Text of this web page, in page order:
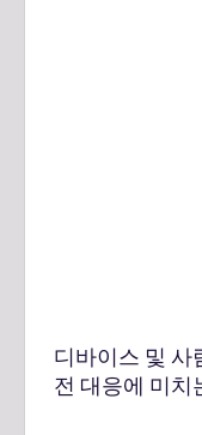
디바이스 및 사
전 대응에 미치